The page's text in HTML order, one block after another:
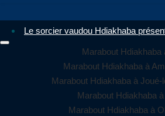
Le sorcier vaudou Hdiakhaba
Marabout Hdiakhaba
Marabout Hdiakhaba à
Marabout Hdiakhaba à Joué-
Marabout Hdiakhaba
Marabout Hdiakhaba à